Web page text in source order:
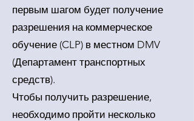
первым шагом будет получение
разрешения на коммерческое
обучение (CLP) в местном DMV
(Департамент транспортных
средств).
Чтобы получить разрешение,
необходимо пройти несколько